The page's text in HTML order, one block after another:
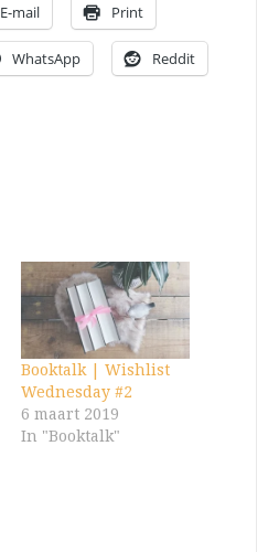
E-mail Print
WhatsApp Reddit
Booktalk | Wishlist
Wednesday #2
6 maart 2019
In "Booktalk"